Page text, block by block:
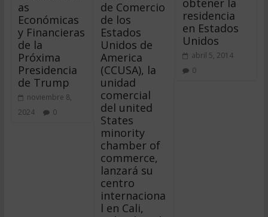
as
Económicas
y Financieras
de la
Próxima
Presidencia
de Trump
noviembre 8,
2024
0
de Comercio
de los
Estados
Unidos de
America
(CCUSA), la
unidad
comercial
del united
States
minority
chamber of
commerce,
lanzará su
centro
internaciona
l en Cali,
obtener la
residencia
en Estados
Unidos
abril 5, 2014
0